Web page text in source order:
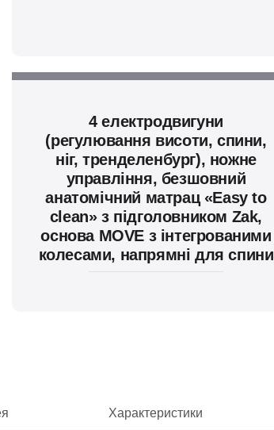
4 електродвигуни
(регулювання висоти, спини,
ніг, тренделенбург), ножне
управління, безшовний
анатомічний матрац «Easy to
clean» з підголовником Zak,
основа MOVE з інтегрованими
колесами, напрямні для спини
Характеристики